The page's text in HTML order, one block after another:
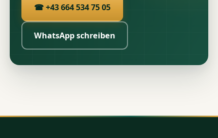
☎ +43 664 534 75 05
WhatsApp schreiben